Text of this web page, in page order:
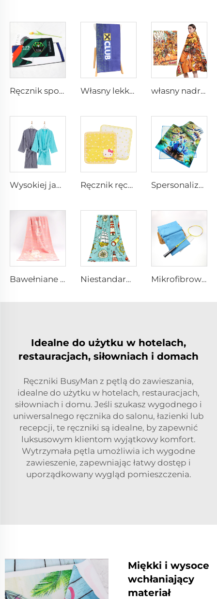
Ręcznik sportowy z czystej bawełny z nadrukiem własnej marki Własny lekki ręcznik plażowy bez piasku z sublimacyjnym nadrukiem własny nadrukowany ręcznik plażowy dużego rozmiaru z 100% bawełny
Wysokiej jakości jednolite chusty bawełniane Ręcznik ręczny z bawełny jaszczykowej z logo na zamówienie Spersonalizowane ręczniki ręczne z bawełny z nadrukiem na zamówienie
Bawełniane ręczniki łazienkowe z wzorem jacquard Niestandardowy bawełniany ręcznik kąpielowy z nadrukiem Mikrofibrowy ręcznik antypoślizgowy do jogi
Idealne do użytku w hotelach,
restauracjach, siłowniach i domach
Ręczniki BusyMan z pętlą do zawieszania,
idealne do użytku w hotelach, restauracjach,
siłowniach i domu. Jeśli szukasz wygodnego i
uniwersalnego ręcznika do salonu, łazienki lub
recepcji, te ręczniki są idealne, by zapewnić
luksusowym klientom wyjątkowy komfort.
Wytrzymała pętla umożliwia ich wygodne
zawieszenie, zapewniając łatwy dostęp i
uporządkowany wygląd pomieszczenia.
Miękki i wysoce
wchłaniający
materiał